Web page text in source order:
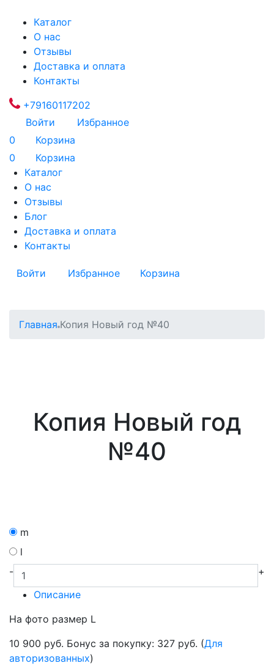
Каталог
О нас
Отзывы
Доставка и оплата
Контакты
+79160117202
Войти
Избранное
0
Корзина
0
Корзина
Каталог
О нас
Отзывы
Блог
Доставка и оплата
Контакты
Войти Избранное Корзина
Главная Копия Новый год №40
Копия Новый год
№40
m
l
-
+
Описание
На фото размер L
10 900 руб. Бонус за покупку: 327 руб. (Для
авторизованных)